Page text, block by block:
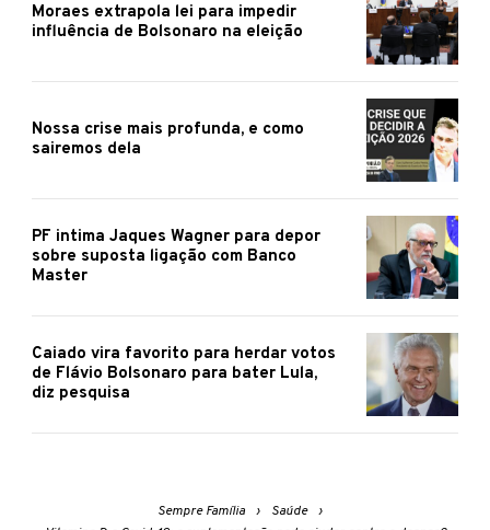
Moraes extrapola lei para impedir
influência de Bolsonaro na eleição
Nossa crise mais profunda, e como
sairemos dela
PF intima Jaques Wagner para depor
sobre suposta ligação com Banco
Master
Caiado vira favorito para herdar votos
de Flávio Bolsonaro para bater Lula,
diz pesquisa
Sempre Família
Saúde